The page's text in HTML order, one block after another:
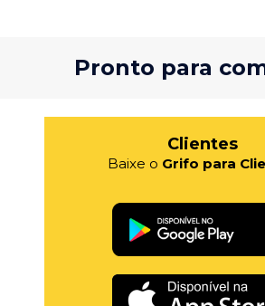
Pronto para
Clientes
Baixe o Grifo para